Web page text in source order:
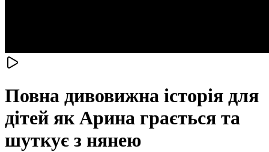
Повна дивовижна історія для
дітей як Арина грається та
шуткує з нянею